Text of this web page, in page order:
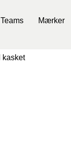
Teams Mærker
kasket